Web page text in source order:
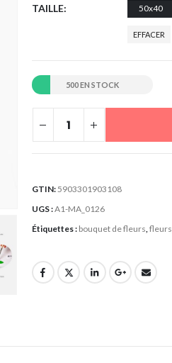
TAILLE 50x40
EFFACER
500 EN STOCK
GTIN: 5903301903108
UGS :A1-MA_0126
Étiquettes : bouquet de fleurs fleurs